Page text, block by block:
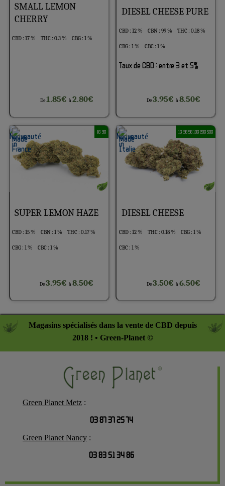
SMALL LEMON
CHERRY
CBD : 17 % THC : 0.3 % CBG : 1 %
De1.85€à2.80€
DIESEL CHEESE PURE
CBD : 12 % CBN : 99 % THC : 0.18 %
CBG : 1 % CBC : 1 %
Taux de CBD : entre 3 et 5%
De3.95€ à8.50€
1G 3G
SUPER LEMON HAZE
CBD : 15 % CBN : 1 % THC : 0.17 %
CBG : 1 % CBC : 1 %
De3.95€à8.50€
1G 3G 5G 10G 20G 50G
DIESEL CHEESE
CBD : 12 % THC : 0.18 % CBG : 1 %
CBC : 1 %
De3.50€ à6.50€
Magasins spécialisés dans la vente de CBD depuis
2018 ! • Green-Planet ©
Green Planet Metz :
03 87 37 25 74
Green Planet Nancy :
03 83 51 34 86